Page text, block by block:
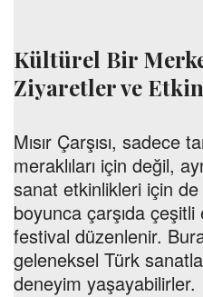
Kültürel Bir
Ziyaretler ve
Mısır Çarşısı, sadece
meraklıları için değil,
sanat etkinlikleri için de
boyunca çarşıda
festival düzenlenir.
geleneksel Türk
deneyim yaşayabilirler.